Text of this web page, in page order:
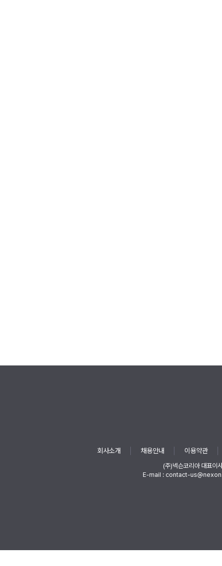
회사소개 채용안내 이용약관
(주)넥슨코리아 대표이
E-mail : contact-